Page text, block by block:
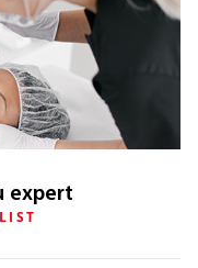
expert